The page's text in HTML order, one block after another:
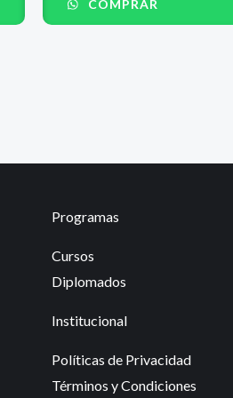
de
COMPRAR
Programas
Cursos
Diplomados
Institucional
Políticas de Privacidad
Términos y Condiciones